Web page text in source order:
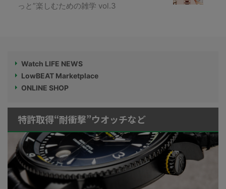
っと”楽しむための雑学 vol.3
Watch LIFE NEWS
LowBEAT Marketplace
ONLINE SHOP
特許取得“耐衝撃”ウオッチなど